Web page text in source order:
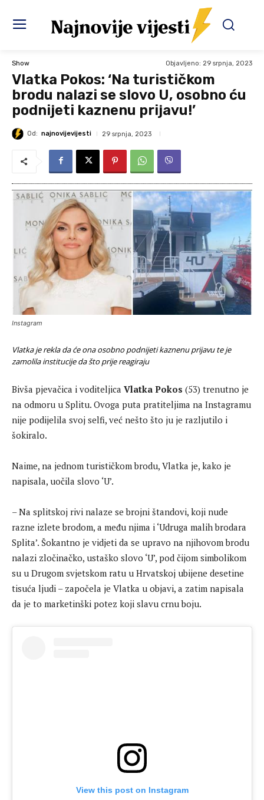
Show Objavljeno: 29 srpnja, 2023
Vlatka Pokos: ‘Na turističkom
brodu nalazi se slovo U, osobno ću
podnijeti kaznenu prijavu!’
Od: najnovijevijesti 29 srpnja, 2023
Instagram
Vlatka je rekla da će ona osobno podnijeti kaznenu prijavu te je
zamolila institucije da što prije reagiraju
Bivša pjevačica i voditeljica Vlatka Pokos (53) trenutno je
na odmoru u Splitu. Ovoga puta pratiteljima na Instagramu
nije podijelila svoj selfi, već nešto što ju je razljutilo i
šokiralo.
Naime, na jednom turističkom brodu, Vlatka je, kako je
napisala, uočila slovo ‘U’.
– Na splitskoj rivi nalaze se brojni štandovi, koji nude
razne izlete brodom, a među njima i ‘Udruga malih brodara
Splita’. Šokantno je vidjeti da se upravo na njihovom brodu
nalazi zločinačko, ustaško slovo ‘U’, pod čijom simbolikom
su u Drugom svjetskom ratu u Hrvatskoj ubijene desetine
tisuća ljudi – započela je Vlatka u objavi, a zatim napisala
da je to marketinški potez koji slavu crnu boju.
View this post on Instagram